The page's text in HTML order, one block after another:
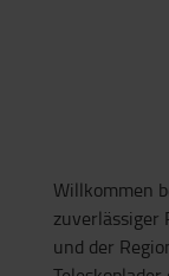
Willkommen
zuverlässiger
und der